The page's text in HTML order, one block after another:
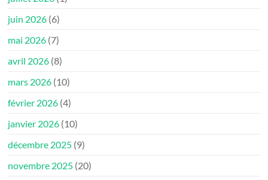
juin 2026 (6)
mai 2026 (7)
avril 2026 (8)
mars 2026 (10)
février 2026 (4)
janvier 2026 (10)
décembre 2025 (9)
novembre 2025 (20)